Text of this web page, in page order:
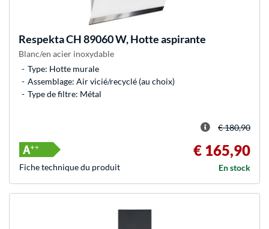
RespektaCH 89060 W, Hotte aspirante
Blanc/en acier inoxydable
Type: Hotte murale
Assemblage: Air vicié/recyclé (au choix)
Type de filtre: Métal
€ 180,90
€ 165,90
En stock
Fiche technique du produit